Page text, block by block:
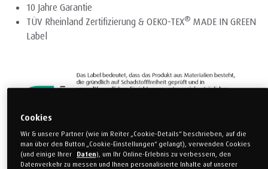
10 Jahre Garantie
TÜV Rheinland Zertifizierung & OEKO-TEX® MADE IN GREEN
Label
Cookies
Wir & unsere Partner (wie im Reiter „Cookie-Details“ beschrieben, auf die
man über den Button „Cookie-Einstellungen“ gelangt), verwenden Cookies
(und einige Ihrer
Daten), um Ihr Online-Erlebnis zu verbessern, den
Datenverkehr zu messen und Ihnen personalisierte Inhalte auf unserer